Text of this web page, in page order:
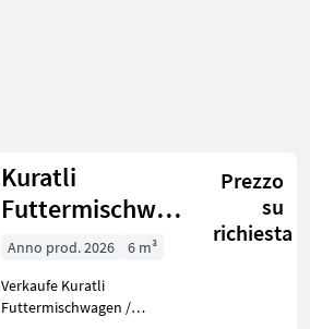
Kuratli
Futtermischwagen
elektrisch 5,5 m³
stationär - N
Prezzo
su
richiesta
Anno prod. 2026
6 m³
Verkaufe Kuratli
Futtermischwagen /